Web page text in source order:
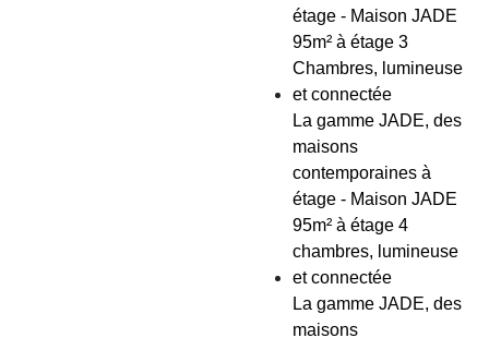
étage - Maison JADE
95m² à étage 3
Chambres, lumineuse
et connectée
La gamme JADE, des
maisons
contemporaines à
étage - Maison JADE
95m² à étage 4
chambres, lumineuse
et connectée
La gamme JADE, des
maisons